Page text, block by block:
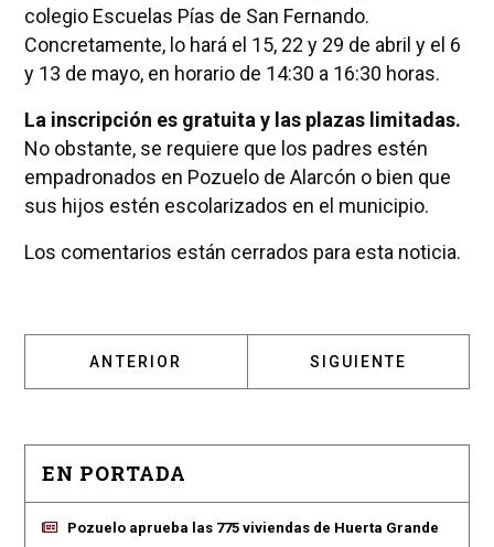
colegio Escuelas Pías de San Fernando.
Concretamente, lo hará el 15, 22 y 29 de abril y el 6
y 13 de mayo, en horario de 14:30 a 16:30 horas.
La inscripción es gratuita y las plazas limitadas.
No obstante, se requiere que los padres estén
empadronados en Pozuelo de Alarcón o bien que
sus hijos estén escolarizados en el municipio.
Los comentarios están cerrados para esta noticia.
ARTÍCULO ANTERIOR: UN ALUMNO DEL
ANTERIOR ARTÍCULO
SIGUIENTE
EN PORTADA
Pozuelo aprueba las 775 viviendas de Huerta Grande